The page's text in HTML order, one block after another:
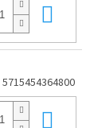
5715454364800